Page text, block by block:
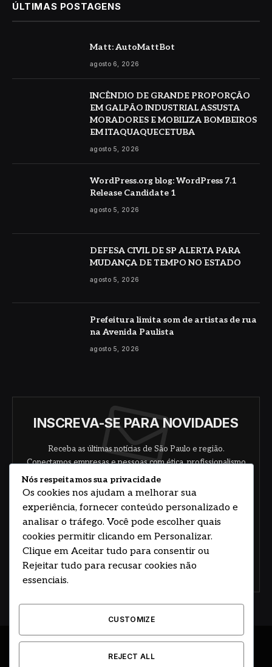
ÚLTIMAS POSTAGENS
Matt: AutoMattBot
agosto 6, 2026
INCÊNDIO DE GRANDE PROPORÇÃO
EM GALPÃO INDUSTRIAL ASSUSTA
MORADORES E MOBILIZA BOMBEIROS
EM ITAQUAQUECETUBA
agosto 5, 2026
WordPress.org blog: WordPress 7.1
Release Candidate 1
agosto 5, 2026
DEFESA CIVIL DE SP ALERTA PARA
MUDANÇA DE TEMPO NO ESTADO
agosto 5, 2026
Prefeitura limita som de artistas de rua
na Avenida Paulista
agosto 5, 2026
INSCREVA-SE PARA NOVIDADES
Receba as últimas notícias de São Paulo e região.
Conectamos empresas e pessoas com ética, profissionalismo
e responsabilidade.
Concorde com nossos termos e acordo de
© 2026 DESENVOLVIDO POR HOSTING PRIME BRASIL
Nós respeitamos sua privacidade
Os cookies nos ajudam a melhorar sua
experiência, fornecer conteúdo personalizado e
analisar o tráfego. Você pode escolher quais
cookies permitir clicando em Personalizar.
Clique em Aceitar tudo para consentir ou
Rejeitar tudo para recusar cookies não
essenciais.
CUSTOMIZE
REJECT ALL